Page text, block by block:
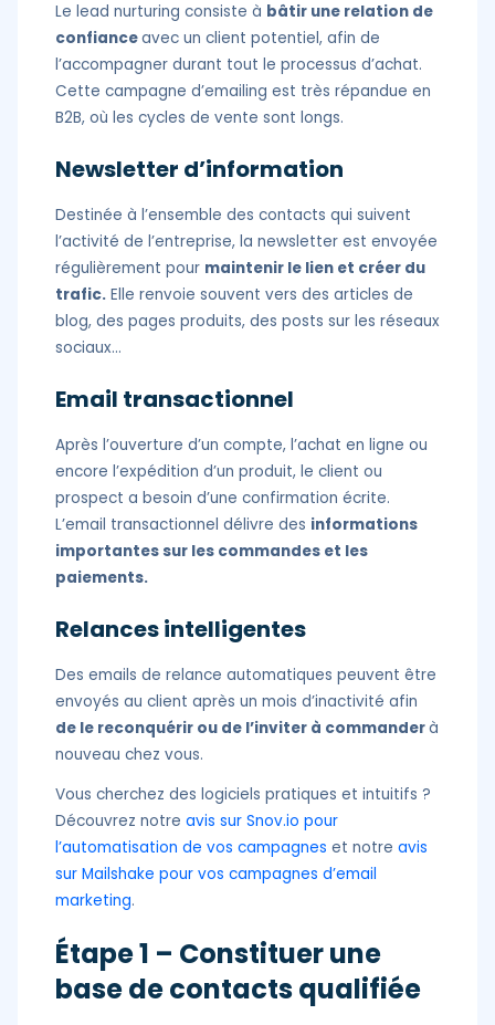
Le lead nurturing consiste à bâtir​ une relation de
confianceavec un client potentiel, afin de
l’accompagner durant tout le processus d’achat.
Cette campagne d’emailing est très répandue en
B2B, où les cycles de vente sont longs.
Newsletter d’information
Destinée à l’ensemble des contacts qui suivent
l’activité de l’entreprise, la newsletter est envoyée
régulièrement pour maintenir le lien et créer du
trafic. Elle renvoie souvent vers des articles de
blog, des pages produits, des posts sur les réseaux
sociaux…
Email transactionnel
Après l’ouverture d’un compte, l’achat en ligne ou
encore l’expédition d’un produit, le client ou
prospect a besoin d’une confirmation écrite.
L’email transactionnel délivre des informations
importantes sur les commandes et les
paiements.
Relances intelligentes
Des emails de relance automatiques peuvent être
envoyés au client après un mois d’inactivité afin
de le reconquérir ou de l’inviter à commanderà
nouveau chez vous.
Vous cherchez des logiciels pratiques et intuitifs ?
Découvrez notre avis sur Snov.io pour
l’automatisation de vos campagnes et notre avis
sur Mailshake pour vos campagnes d’email
marketing.
Étape 1 – Constituer une
base de contacts qualifiée